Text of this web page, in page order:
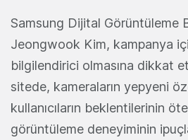
Samsung Dijital Görüntüleme
Jeongwook Kim, kampanya
bilgilendirici olmasına dikkat
sitede, kameraların yepyeni
kullanıcıların beklentilerinin
görüntüleme deneyiminin